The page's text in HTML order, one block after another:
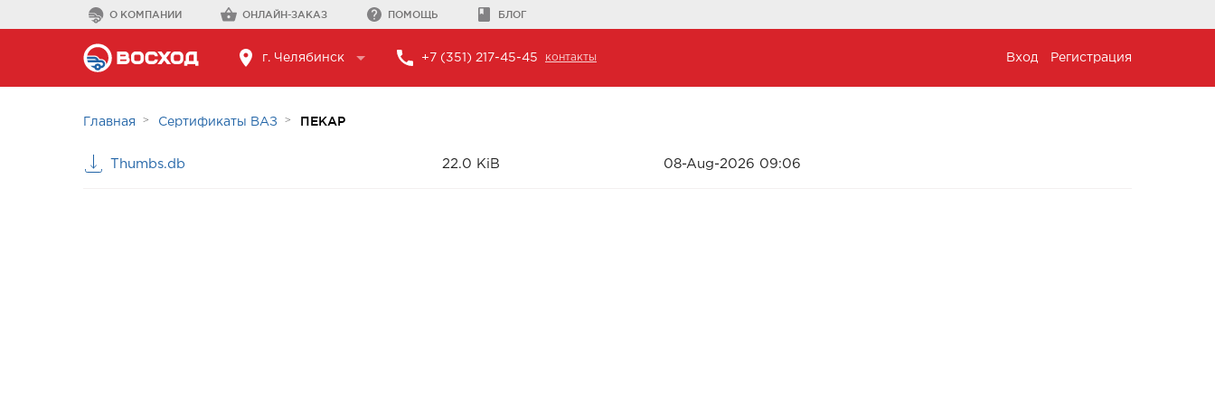
О КОМПАНИИ ОНЛАЙН-ЗАКАЗ ПОМОЩЬ БЛОГ
г. Челябинск +7 (351) 217-45-45 контакты Вход Регистрация
Главная Сертификаты ВАЗ ПЕКАР
Thumbs.db 22.0 KiB 08-Aug-2026 09:06